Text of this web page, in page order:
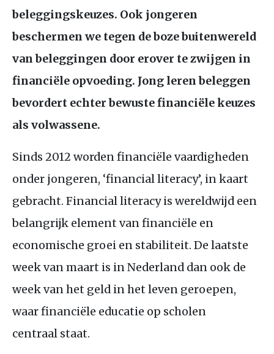
beleggingskeuzes. Ook jongeren
beschermen we tegen de boze buitenwereld
van beleggingen door erover te zwijgen in
financiële opvoeding. Jong leren beleggen
bevordert echter bewuste financiële keuzes
als volwassene.
Sinds 2012 worden financiële vaardigheden
onder jongeren, ‘financial literacy’, in kaart
gebracht. Financial literacy is wereldwijd een
belangrijk element van financiële en
economische groei en stabiliteit. De laatste
week van maart is in Nederland dan ook de
week van het geld in het leven geroepen,
waar financiële educatie op scholen
centraal staat.